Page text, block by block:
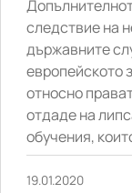
следствие на
държавните
европейското
относно
отдаде на
обучения,
19.01.2020